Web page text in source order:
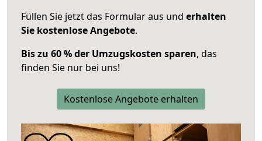
Füllen Sie jetzt das Formular aus und erhalten
Sie kostenlose Angebote.
Bis zu 60 % der Umzugskosten sparen, das
finden Sie nur bei uns!
Kostenlose Angebote erhalten